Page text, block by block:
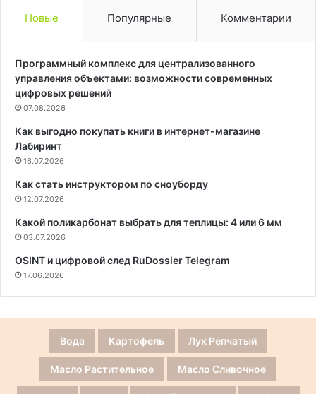
Новые Популярные Комментарии
Программный комплекс для централизованного
управления объектами: возможности современных
цифровых решений
07.08.2026
Как выгодно покупать книги в интернет-магазине
Лабиринт
16.07.2026
Как стать инструктором по сноуборду
12.07.2026
Какой поликарбонат выбрать для теплицы: 4 или 6 мм
03.07.2026
OSINT и цифровой след RuDossier Telegram
17.06.2026
Вода Картофель Лук Репчатый
Масло Растительное Масло Сливочное